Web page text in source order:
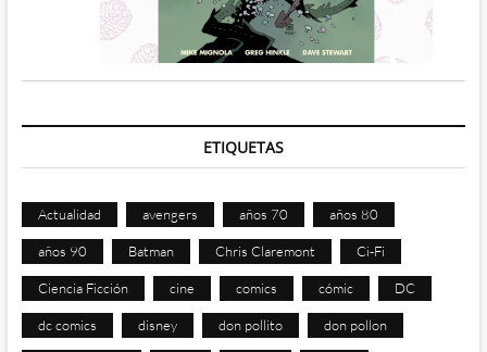
ETIQUETAS
Actualidad avengers años 70 años 80
años 90 Batman Chris Claremont Ci-Fi
Ciencia Ficción cine comics cómic DC
dc comics disney don pollito don pollon